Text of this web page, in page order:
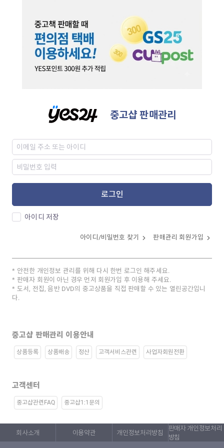
중고샵 판매관리
로그인
아이디 저장
아이디/비밀번호 찾기 판매관리 회원가입
안전한 개인정보 관리를 위해 다시 한번 로그인 해주세요.
판매자 회원이 아닌 경우 먼저 회원가입 후 이용해 주세요.
도서, 전집, 음반 DVD의 중고상품을 직접 판매할 수 있는 열린공간입니
다.
중고샵 판매관리 이용안내
상품등록 상품배송 정산 고객서비스관련 사업자회원전환
고객센터
중고샵관련FAQ 중고샵1:1문의
회사소개 이용약관 개인정보처리방침
판매자 개인정보처리
방침